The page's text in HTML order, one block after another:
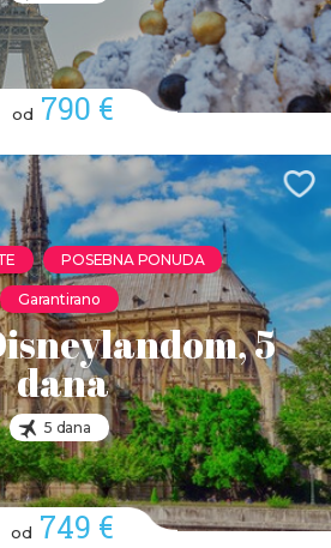
od 790 €
POSEBNA PONUDA
Garantirano
5
dana
5 dana
od 749 €